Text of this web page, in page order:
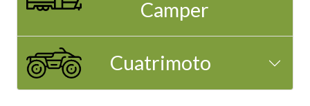
Camper
Cuatrimoto